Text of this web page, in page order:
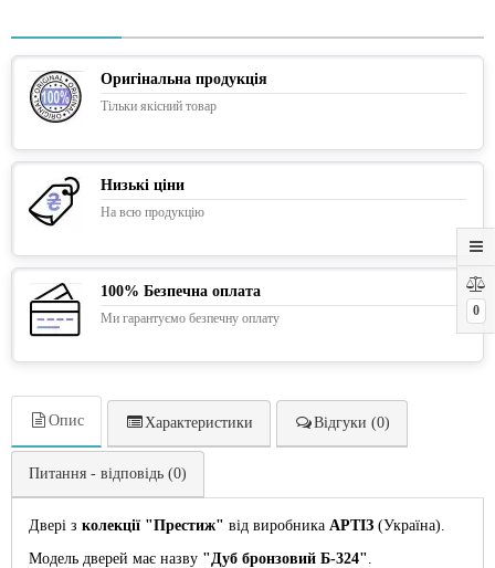
0
Оригінальна продукція
Тільки якісний товар
Низькі ціни
На всю продукцію
100% Безпечна оплата
Ми гарантуємо безпечну оплату
Опис Характеристики Відгуки (0)
Питання - відповідь (0)
Двері з колекції "Престиж" від виробника АРТІЗ (Україна).
Модель дверей має назву "Дуб бронзовий Б-324"